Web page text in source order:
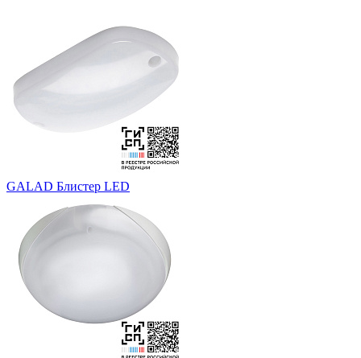
GALAD Блистер LED